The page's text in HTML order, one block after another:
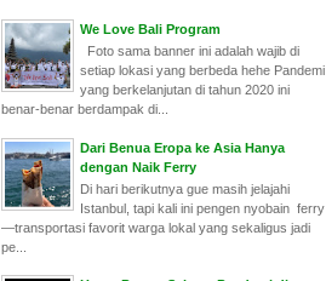
We Love Bali Program
Foto sama banner ini adalah wajib di
setiap lokasi yang berbeda hehe Pandemi
yang berkelanjutan di tahun 2020 ini
benar-benar berdampak di...
Dari Benua Eropa ke Asia Hanya
dengan Naik Ferry
Di hari berikutnya gue masih jelajahi
Istanbul, tapi kali ini pengen nyobain ferry
—transportasi favorit warga lokal yang sekaligus jadi
pe...